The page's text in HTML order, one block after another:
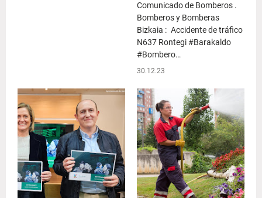
Comunicado de Bomberos .
Bomberos y Bomberas
Bizkaia : Accidente de tráfico
N637 Rontegi #Barakaldo
#Bombero…
30.12.23